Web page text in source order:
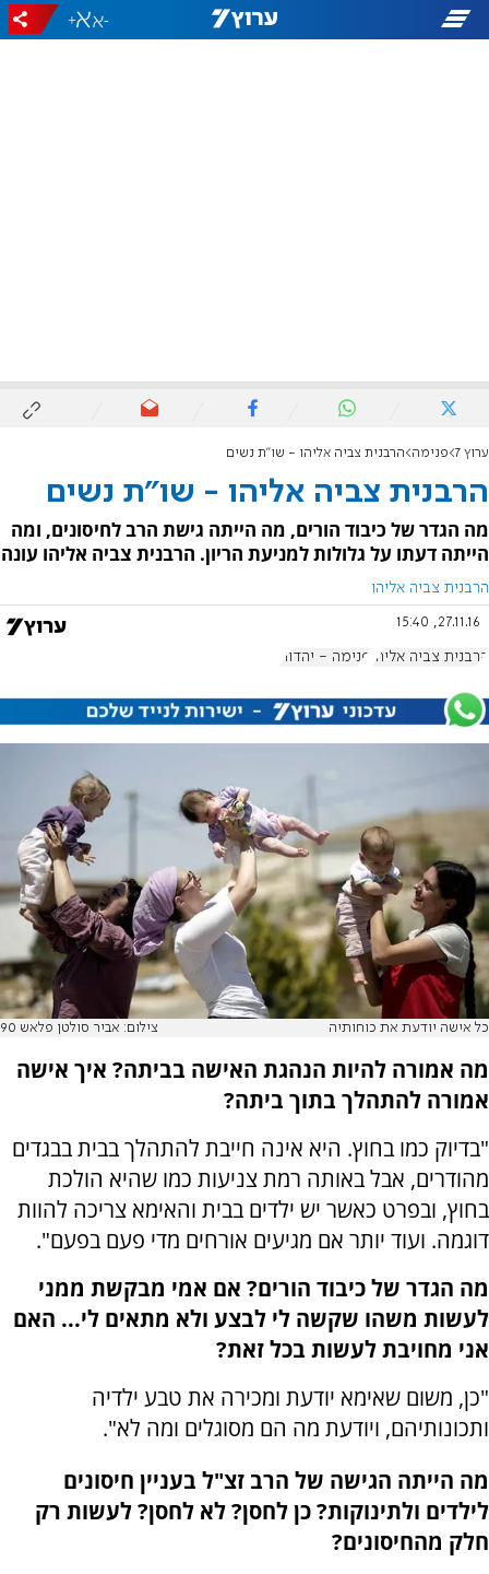
-
+
ערוץ 7 פנימה הרבנית צביה אליהו - שו"ת נשים
הרבנית צביה אליהו - שו"ת נשים
מה הגדר של כיבוד הורים, מה הייתה גישת הרב לחיסונים, ומה
הייתה דעתו על גלולות למניעת הריון. הרבנית צביה אליהו עונה
הרבנית צביה אליהו
27.11.16, 15:40
הרבנית צביה אליהו פנימה - יהדות
כל אישה יודעת את כוחותיה צילום: אביר סולטן פלאש 90
מה אמורה להיות הנהגת האישה בביתה? איך אישה
אמורה להתהלך בתוך ביתה?
"בדיוק כמו בחוץ. היא אינה חייבת להתהלך בבית בבגדים
מהודרים, אבל באותה רמת צניעות כמו שהיא הולכת
בחוץ, ובפרט כאשר יש ילדים בבית והאימא צריכה להוות
דוגמה. ועוד יותר אם מגיעים אורחים מדי פעם בפעם".
מה הגדר של כיבוד הורים? אם אמי מבקשת ממני
לעשות משהו שקשה לי לבצע ולא מתאים לי... האם
אני מחויבת לעשות בכל זאת?
"כן, משום שאימא יודעת ומכירה את טבע ילדיה
ותכונותיהם, ויודעת מה הם מסוגלים ומה לא".
מה הייתה הגישה של הרב זצ"ל בעניין חיסונים
לילדים ולתינוקות? כן לחסן? לא לחסן? לעשות רק
חלק מהחיסונים?